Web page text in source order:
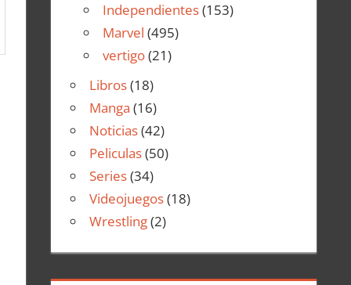
Independientes(153)
Marvel (495)
vertigo(21)
Libros(18)
Manga (16)
Noticias(42)
Peliculas(50)
Series(34)
Videojuegos(18)
Wrestling(2)